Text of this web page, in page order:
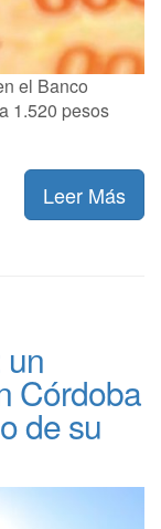
el Banco
1.520 pesos
Leer Más
un
Córdoba
de su